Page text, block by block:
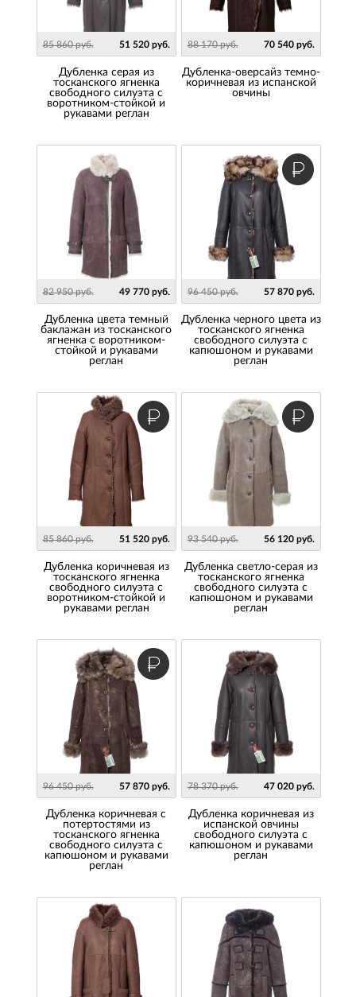
85 860 руб. 51 520 руб.
Дубленка серая из
тосканского ягненка
свободного силуэта с
воротником-стойкой и
рукавами реглан
88 170 руб. 70 540 руб.
Дубленка-оверсайз темно-
коричневая из испанской
овчины
82 950 руб. 49 770 руб.
Дубленка цвета темный
баклажан из тосканского
ягненка с воротником-
стойкой и рукавами
реглан
96 450 руб. 57 870 руб.
Дубленка черного цвета из
тосканского ягненка
свободного силуэта с
капюшоном и рукавами
реглан
85 860 руб. 51 520 руб.
Дубленка коричневая из
тосканского ягненка
свободного силуэта с
воротником-стойкой и
рукавами реглан
93 540 руб. 56 120 руб.
Дубленка светло-серая из
тосканского ягненка
свободного силуэта с
капюшоном и рукавами
реглан
96 450 руб. 57 870 руб.
Дубленка коричневая с
потертостями из
тосканского ягненка
свободного силуэта с
капюшоном и рукавами
реглан
78 370 руб. 47 020 руб.
Дубленка коричневая из
испанской овчины
свободного силуэта с
капюшоном и рукавами
реглан